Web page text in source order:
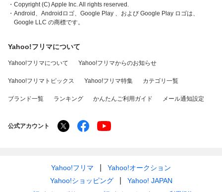
・Copyright (C) Apple Inc. All rights reserved.
・Android、Androidロゴ、Google Play 、および Google Play ロゴは、
Google LLC の商標です。
Yahoo!フリマについて
Yahoo!フリマについて Yahoo!フリマからのお知らせ
Yahoo!フリマトピックス Yahoo!フリマ特集 カテゴリ一覧
ブランド一覧 ランキング かんたんご利用ガイド メール通知設定
公式アカウント
Yahoo!フリマ
Yahoo!オークション
Yahoo!ショッピング
Yahoo! JAPAN